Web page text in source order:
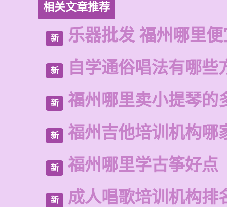
相关文章推荐
新 乐器批发 福州哪里
新 自学通俗唱法有哪些
新 福州哪里卖小提琴的
新 福州吉他培训机构哪
新 福州哪里学古筝好点
新 成人唱歌培训机构排